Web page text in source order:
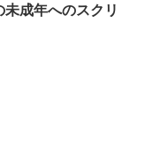
成年へのスクリ